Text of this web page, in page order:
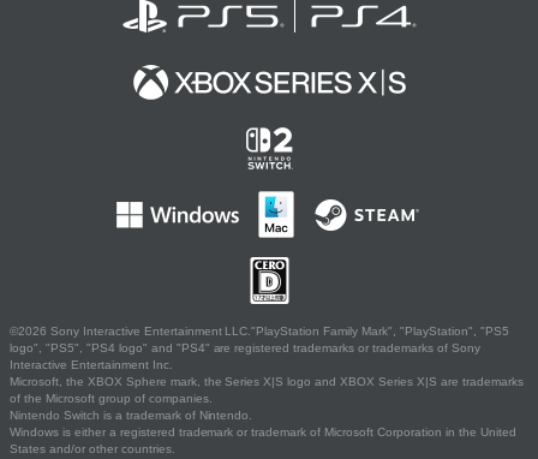
©2026 Sony Interactive Entertainment LLC."PlayStation Family Mark", "PlayStation", "PS5
logo", "PS5", "PS4 logo" and "PS4" are registered trademarks or trademarks of Sony
Interactive Entertainment Inc.
Microsoft, the XBOX Sphere mark, the Series X|S logo and XBOX Series X|S are trademarks
of the Microsoft group of companies.
Nintendo Switch is a trademark of Nintendo.
Windows is either a registered trademark or trademark of Microsoft Corporation in the United
States and/or other countries.